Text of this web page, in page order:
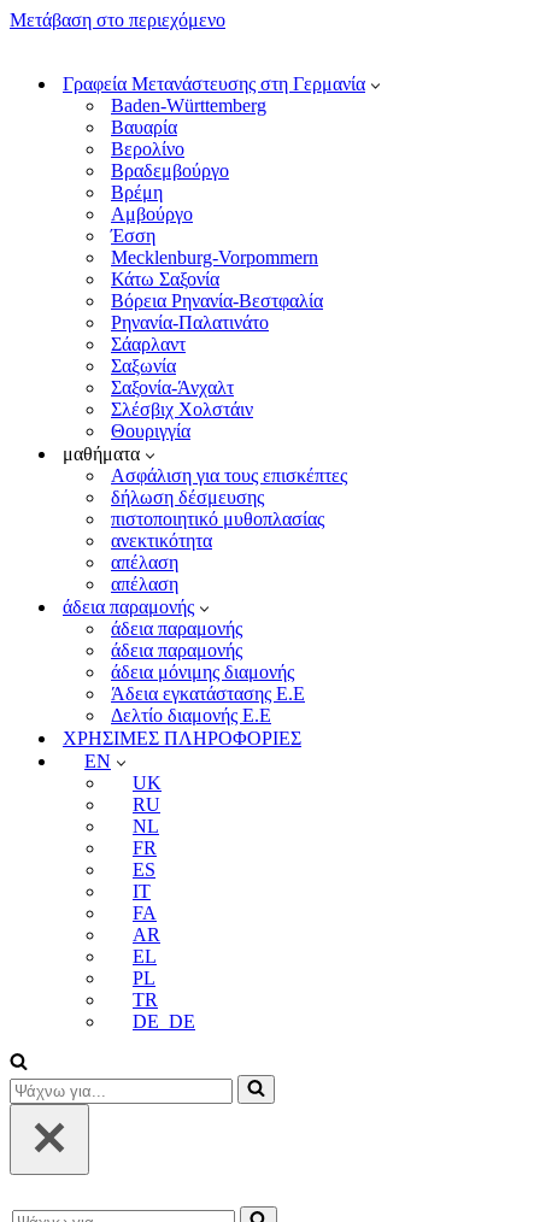
Μετάβαση στο περιεχόμενο
Γραφεία Μετανάστευσης στη Γερμανία
Baden-Württemberg
Βαυαρία
Βερολίνο
Βραδεμβούργο
Βρέμη
Αμβούργο
Έσση
Mecklenburg-Vorpommern
Κάτω Σαξονία
Βόρεια Ρηνανία-Βεστφαλία
Ρηνανία-Παλατινάτο
Σάαρλαντ
Σαξωνία
Σαξονία-Άνχαλτ
Σλέσβιχ Χολστάιν
Θουριγγία
μαθήματα
Ασφάλιση για τους επισκέπτες
δήλωση δέσμευσης
πιστοποιητικό μυθοπλασίας
ανεκτικότητα
απέλαση
απέλαση
άδεια παραμονής
άδεια παραμονής
άδεια παραμονής
άδεια μόνιμης διαμονής
Άδεια εγκατάστασης Ε.Ε
Δελτίο διαμονής Ε.Ε
ΧΡΗΣΙΜΕΣ ΠΛΗΡΟΦΟΡΙΕΣ
EN
UK
RU
NL
FR
ES
IT
FA
AR
EL
PL
TR
DE_DE
Ψάχνω
για...
Ψάχνω